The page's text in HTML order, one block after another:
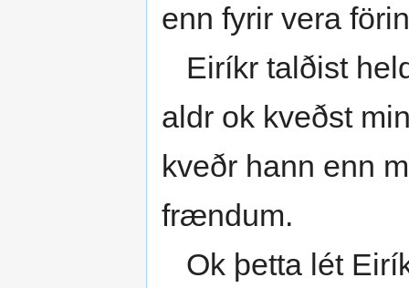
enn fyrir vera
Eiríkr talðist
aldr ok kveðst
kveðr hann enn
frændum.
Ok þetta lét